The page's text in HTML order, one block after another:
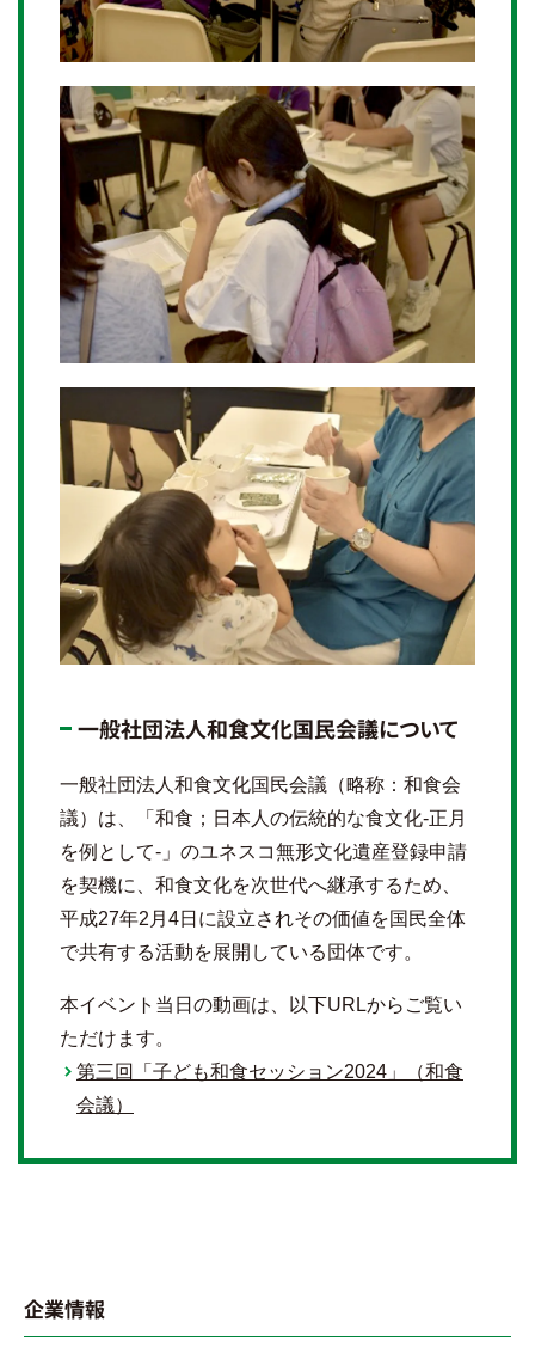
一般社団法人和食文化国民会議について
一般社団法人和食文化国民会議（略称：和食会
議）は、「和食；日本人の伝統的な食文化-正月
を例として-」のユネスコ無形文化遺産登録申請
を契機に、和食文化を次世代へ継承するため、
平成27年2月4日に設立されその価値を国民全体
で共有する活動を展開している団体です。
本イベント当日の動画は、以下URLからご覧い
ただけます。
第三回「子ども和食セッション2024」（和食
会議）
企業情報